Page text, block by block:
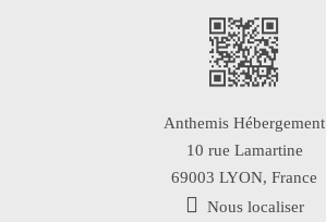
Anthemis Hébergement
10 rue Lamartine
69003 LYON, France
Nous localiser